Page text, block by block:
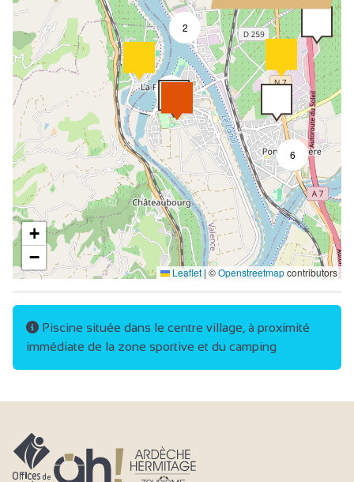
2
6
+
−
Leaflet | ©Openstreetmapcontributors
Piscine située dans le centre village, à proximité
immédiate de la zone sportive et du camping